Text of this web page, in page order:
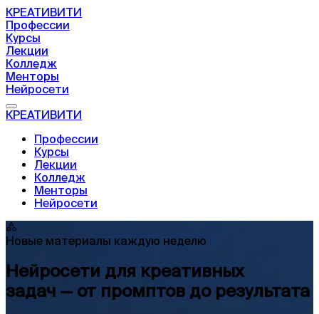
КРЕАТИВИТИ
Профессии
Курсы
Лекции
Колледж
Менторы
Нейросети
КРЕАТИВИТИ
Профессии
Курсы
Лекции
Колледж
Менторы
Нейросети
Новые материалы каждую неделю
Нейросети для креативных
задач — от промптов до результата